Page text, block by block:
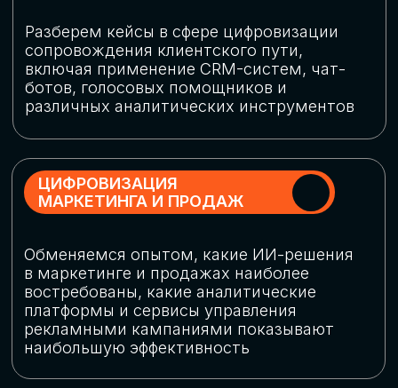
СПИКЕРЫ
СТАТЬ СПИКЕРОМ
В конференции участвовали более 120 спикеров